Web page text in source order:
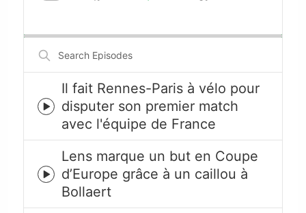
Search
Episodes
Episode
play
icon
Il fait Rennes-Paris à vélo pour
disputer son premier match
avec l'équipe de France
Episode
play
icon
Lens marque un but en Coupe
d’Europe grâce à un caillou à
Bollaert